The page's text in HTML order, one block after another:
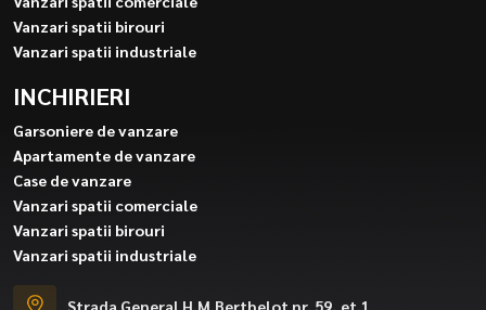
Vanzari spatii birouri
Vanzari spatii industriale
INCHIRIERI
Garsoniere de vanzare
Apartamente de vanzare
Case de vanzare
Vanzari spatii comerciale
Vanzari spatii birouri
Vanzari spatii industriale
Strada General H.M.Berthelot nr. 59, et.1